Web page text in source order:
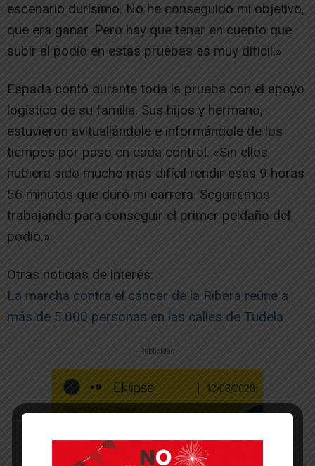
escenario durísimo. No he conseguido mi objetivo,
que era ganar. Pero hay que tener en cuento que
subir al podio en estas pruebas es muy difícil.»
Espada contó durante toda la prueba con el apoyo
logístico de su familia. Sus hijos y hermano,
estuvieron avituallándole e informándole de los
tiempos por paso en cada control. «Sin ellos
hubiera sido mucho más difícil rendir esas 9 horas
56 minutos que duró mi carrera. Seguiremos
trabajando para conseguir el primer peldaño del
podio.»
Otras noticias de interés:
La marcha contra el cáncer de la Ribera reúne a
más de 5.000 personas en las calles de Tudela
-- Publicidad --